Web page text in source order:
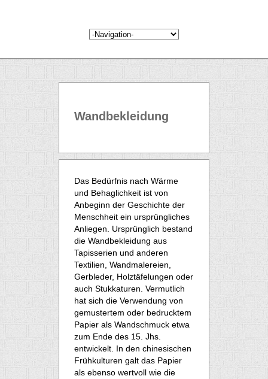
Wandbekleidung
Das Bedürfnis nach Wärme
und Behaglichkeit ist von
Anbeginn der Geschichte der
Menschheit ein ursprüngliches
Anliegen. Ursprünglich bestand
die Wandbekleidung aus
Tapisserien und anderen
Textilien, Wandmalereien,
Gerbleder, Holztäfelungen oder
auch Stukkaturen. Vermutlich
hat sich die Verwendung von
gemustertem oder bedrucktem
Papier als Wandschmuck etwa
zum Ende des 15. Jhs.
entwickelt. In den chinesischen
Frühkulturen galt das Papier
als ebenso wertvoll wie die